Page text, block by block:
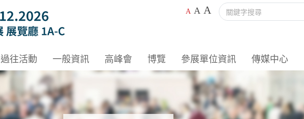
A A A
過往活動 一般資訊 高峰會 博覽 參展單位資訊 傳媒中心